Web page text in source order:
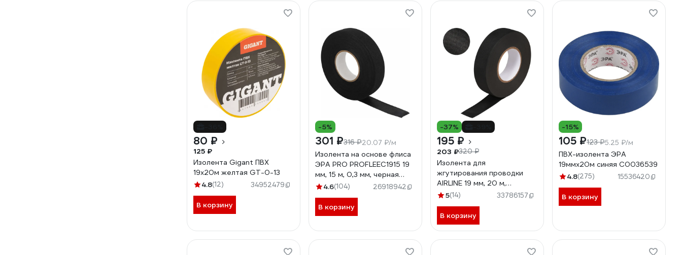
80 ₽
125 ₽
Изолента Gigant ПВХ
19x20м желтая GT-0-13
4.8(12) 34952479
В корзину
-5%
301 ₽316 ₽20.07 ₽/м
Изолента на основе флиса
ЭРА PRO PROFLEEC1915 19
мм, 15 м, 0,3 мм, черная
Б0057181
4.6(104) 26918942
В корзину
-37%
195 ₽
203 ₽320 ₽
Изолента для
жгутирования проводки
AIRLINE 19 мм, 20 м,
термостойкая, на основе
5(14) 33786157
В корзину
-15%
105 ₽123 ₽5.25 ₽/м
ПВХ-изолента ЭРА
19ммх20м синяя C0036539
4.8(275) 15536420
В корзину